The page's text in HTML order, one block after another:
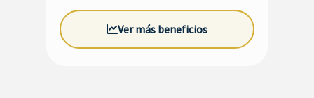
Ver más beneficios